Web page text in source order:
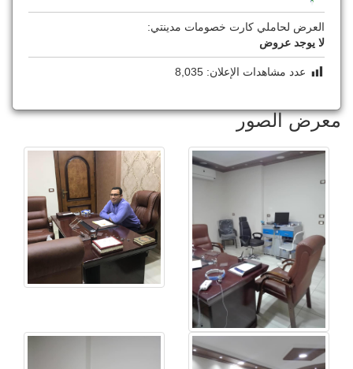
العرض لحاملي كارت خصومات مدينتي:
لا يوجد عروض
عدد مشاهدات الإعلان: 8,035
معرض الصور